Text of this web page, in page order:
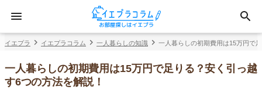
イエプラ イエプラコラム 一人暮らしの知識 一人暮らしの初期費用は15万円で
一人暮らしの初期費用は15万円で足りる？安く引っ越
す6つの方法を解説！